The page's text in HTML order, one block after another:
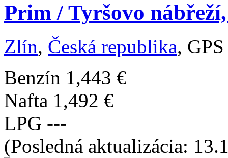
Prim / Tyršovo
Zlín, Česká republika,
Benzín 1,443 €
Nafta 1,492 €
LPG ---
(Posledná aktualizácia: